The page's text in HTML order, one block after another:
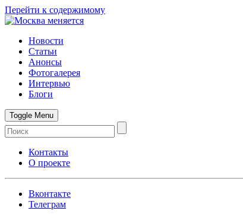
Перейти к содержимому
Новости
Статьи
Анонсы
Фотогалерея
Интервью
Блоги
Toggle Menu
Контакты
О проекте
Вконтакте
Телеграм